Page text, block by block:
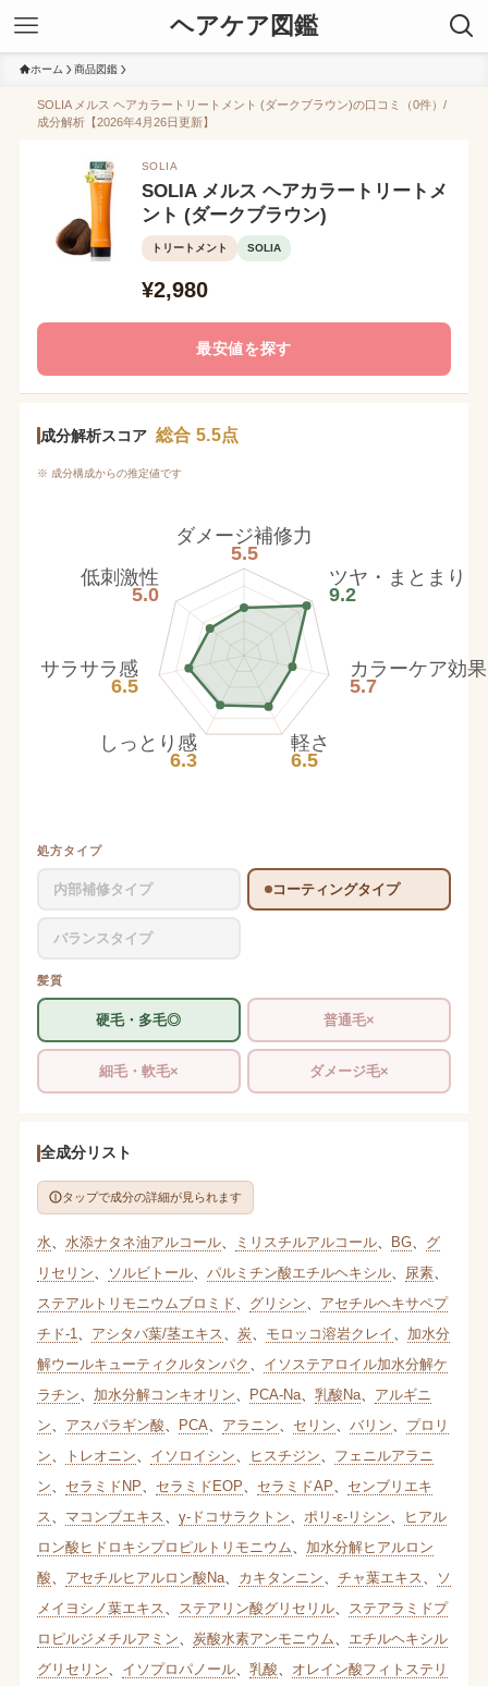
ヘアケア図鑑
ホーム 商品図鑑
SOLIA メルス ヘアカラートリートメント (ダークブラウン)の口コミ（0件）/
成分解析【2026年4月26日更新】
SOLIA
SOLIA メルス ヘアカラートリートメ
ント (ダークブラウン)
トリートメント SOLIA
¥2,980
最安値を探す
成分解析スコア 総合 5.5点
※ 成分構成からの推定値です
ダメージ補修力
5.5
ツヤ・まとまり
9.2
カラーケア効果
5.7
軽さ
6.5
しっとり感
6.3
サラサラ感
6.5
低刺激性
5.0
処方タイプ
内部補修タイプ コーティングタイプ
バランスタイプ
髪質
硬毛・多毛◎ 普通毛×
細毛・軟毛× ダメージ毛×
全成分リスト
タップで成分の詳細が見られます
水 水添ナタネ油アルコール、 ミリスチルアルコール、 BG、 グ
リセリン
ソルビトール、 パルミチン酸エチルヘキシル、 尿素、
ステアルトリモニウムブロミド
グリシン
アセチルヘキサペプ
チド-1
アシタバ葉/茎エキス 炭、 モロッコ溶岩クレイ
加水分
解ウールキューティクルタンパク
イソステアロイル加水分解ケ
ラチン
加水分解コンキオリン PCA-Na、 乳酸Na、 アルギニ
ン
アスパラギン酸 PCA アラニン セリン バリン
プロリ
ン
トレオニン イソロイシン ヒスチジン
フェニルアラニ
ン
セラミドNP セラミドEOP セラミドAP
センブリエキ
ス
マコンブエキス γ-ドコサラクトン ポリ-ε-リシン
ヒアル
ロン酸ヒドロキシプロピルトリモニウム
加水分解ヒアルロン
酸
アセチルヒアルロン酸Na、 カキタンニン チャ葉エキス
ソ
メイヨシノ葉エキス
ステアリン酸グリセリル、
ステアラミドプ
ロピルジメチルアミン
炭酸水素アンモニウム
エチルヘキシル
グリセリン
イソプロパノール、 乳酸
オレイン酸フィトステリ